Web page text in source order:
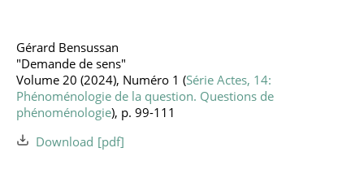
Gérard Bensussan
"Demande de sens"
Volume 20 (2024), Numéro 1 (Série Actes, 14:
Phénoménologie de la question. Questions de
phénoménologie), p. 99-111
Download